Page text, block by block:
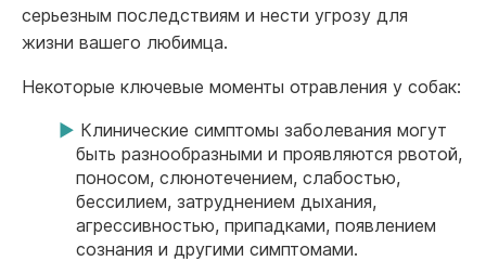
серьезным последствиям и нести угрозу для
жизни вашего любимца.
Некоторые ключевые моменты отравления у собак:
Клинические симптомы заболевания могут
быть разнообразными и проявляются рвотой,
поносом, слюнотечением, слабостью,
бессилием, затруднением дыхания,
агрессивностью, припадками, появлением
сознания и другими симптомами.